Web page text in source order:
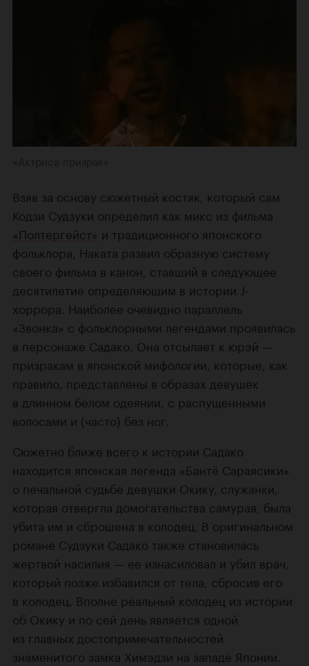
Взяв за основу сюжетный костяк, который сам
Кодзи Судзуки определил как микс из фильма
«Полтергейст» и традиционного японского
фольклора, Наката развил образную систему
своего фильма в канон, ставший в следующее
десятилетие определяющим в истории J-
хоррора. Наиболее очевидно параллель
«Звонка» с фольклорными легендами проявилась
в персонаже Садако. Она отсылает к юрэй —
призракам в японской мифологии, которые, как
правило, представлены в образах девушек
в длинном белом одеянии, с распущенными
волосами и (часто) без ног.
Сюжетно ближе всего к истории Садако
находится японская легенда «Бантё Сараясики»
о печальной судьбе девушки Окику, служанки,
которая отвергла домогательства самурая, была
убита им и сброшена в колодец. В оригинальном
романе Судзуки Садако также становилась
жертвой насилия — ее изнасиловал и убил врач,
который позже избавился от тела, сбросив его
в колодец. Вполне реальный колодец из истории
об Окику и по сей день является одной
из главных достопримечательностей
знаменитого замка Химэдзи на западе Японии.